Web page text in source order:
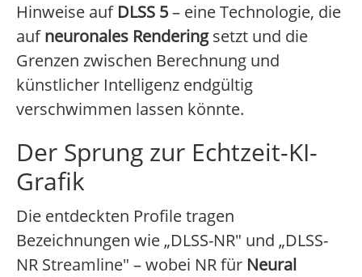
Hinweise auf DLSS 5– eine Technologie, die
aufneuronales Renderingsetzt und die
Grenzen zwischen Berechnung und
künstlicher Intelligenz endgültig
verschwimmen lassen könnte.
Der Sprung zur Echtzeit-KI-
Grafik
Die entdeckten Profile tragen
Bezeichnungen wie „DLSS-NR" und „DLSS-
NR Streamline" – wobei NR für Neural